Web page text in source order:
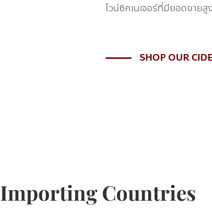
ไวน์ซิกเนเจอร์ที่มียอดขายสู
SHOP OUR
Importing Countries